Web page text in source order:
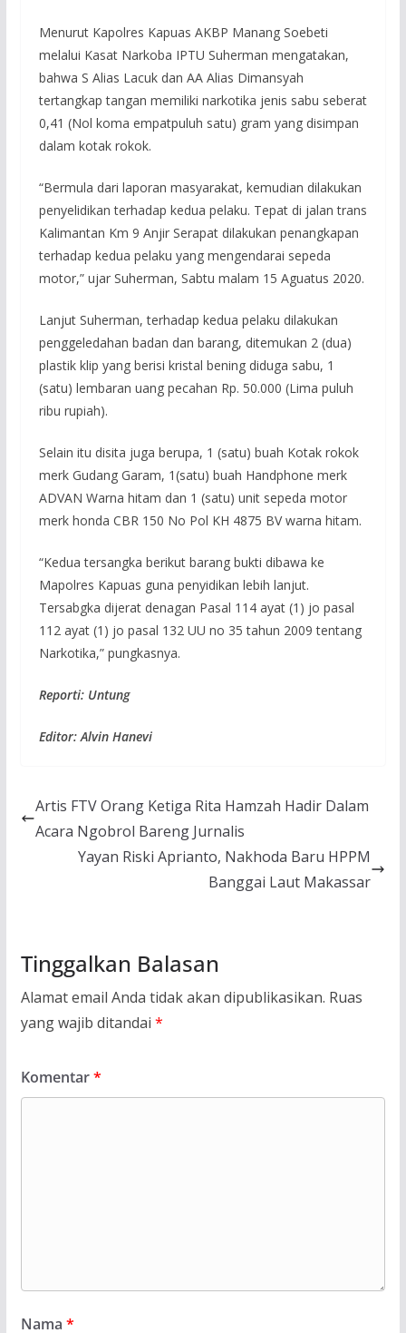
Menurut Kapolres Kapuas AKBP Manang Soebeti
melalui Kasat Narkoba IPTU Suherman mengatakan,
bahwa S Alias Lacuk dan AA Alias Dimansyah
tertangkap tangan memiliki narkotika jenis sabu seberat
0,41 (Nol koma empatpuluh satu) gram yang disimpan
dalam kotak rokok.
“Bermula dari laporan masyarakat, kemudian dilakukan
penyelidikan terhadap kedua pelaku. Tepat di jalan trans
Kalimantan Km 9 Anjir Serapat dilakukan penangkapan
terhadap kedua pelaku yang mengendarai sepeda
motor,” ujar Suherman, Sabtu malam 15 Aguatus 2020.
Lanjut Suherman, terhadap kedua pelaku dilakukan
penggeledahan badan dan barang, ditemukan 2 (dua)
plastik klip yang berisi kristal bening diduga sabu, 1
(satu) lembaran uang pecahan Rp. 50.000 (Lima puluh
ribu rupiah).
Selain itu disita juga berupa, 1 (satu) buah Kotak rokok
merk Gudang Garam, 1(satu) buah Handphone merk
ADVAN Warna hitam dan 1 (satu) unit sepeda motor
merk honda CBR 150 No Pol KH 4875 BV warna hitam.
“Kedua tersangka berikut barang bukti dibawa ke
Mapolres Kapuas guna penyidikan lebih lanjut.
Tersabgka dijerat denagan Pasal 114 ayat (1) jo pasal
112 ayat (1) jo pasal 132 UU no 35 tahun 2009 tentang
Narkotika,” pungkasnya.
Reporti: Untung
Editor: Alvin Hanevi
Artis FTV Orang Ketiga Rita Hamzah Hadir Dalam
Acara Ngobrol Bareng Jurnalis
Yayan Riski Aprianto, Nakhoda Baru HPPM
Banggai Laut Makassar
Tinggalkan Balasan
Alamat email Anda tidak akan dipublikasikan. Ruas
yang wajib ditandai *
Komentar*
Nama *